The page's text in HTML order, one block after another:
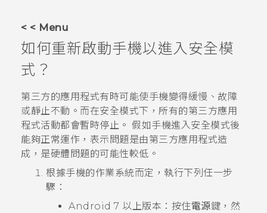
VIVERSE
應用程式
支援服務
登入
< < Menu
如何重新啟動手機以進入安全模
式？
第三方的應用程式有時可能使手機變得緩慢、故障
或靜止不動。而在安全模式下，所有的第三方應用
程式活動都會暫時停止。 假如手機進入安全模式後
能夠正常運作，表示問題是由第三方應用程式造
成，是硬體問題的可能性較低。
根據手機的作業系統而定，執行下列任一步
驟：
Android 7 以上版本：按住電源鍵，然